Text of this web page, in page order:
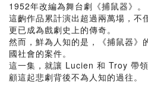
1952年改編為舞台劇《捕鼠器》。
這齣作品累計演出超過兩萬場，不
更已成為戲劇史上的傳奇。
然而，鮮為人知的是，《捕鼠器》
國社會的案件。
這一集，就讓 Lucien 和 Troy 帶
顧這起悲劇背後不為人知的過往。